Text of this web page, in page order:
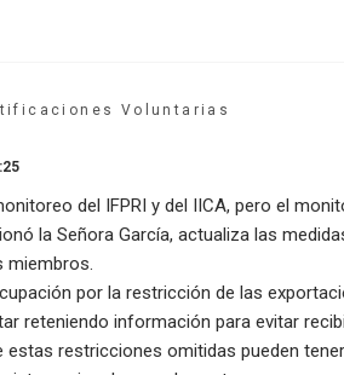
Voluntarias
del IFPRI y del IICA, pero el
la Señora García, actualiza las
miembros.
por la restricción de las
reteniendo información para evitar
estas restricciones omitidas pueden